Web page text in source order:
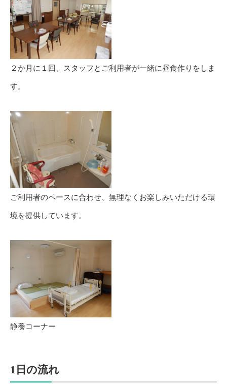
２か月に１回、スタッフとご利用者が一緒に昼食作りをしま
す。
ご利用者のペースに合わせ、無理なくお楽しみいただける環
境を提供しています。
静養コーナー
1日の流れ